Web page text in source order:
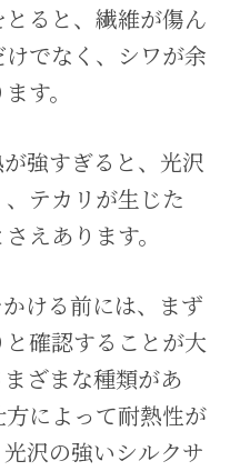
ると、繊維が傷ん
でなく、シワが余
す。
強すぎると、光沢
テカリが生じた
えあります。
ける前には、まず
確認することが大
ざまな種類があ
によって耐熱性が
沢の強いシルクサ